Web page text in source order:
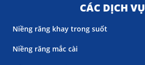
CÁC DỊCH VỤ
Niềng răng khay trong suốt
Niềng răng mắc cài